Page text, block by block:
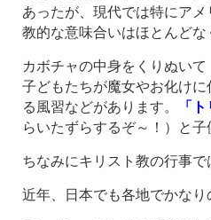
あったが、現代では特にア
教的な意味合いはほとんどな
カボチャの中身をくりぬいて
子どもたちが魔女やお化け
る風習などがあります。
「
らいたずらするぞ～！）と
ちなみにキリスト教の行事で
近年、日本でも各地でかな